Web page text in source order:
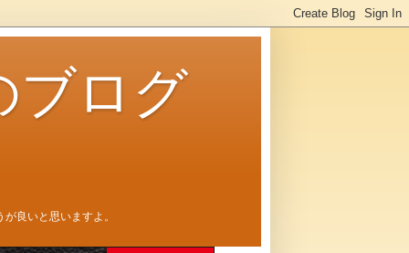
ブログ
良いと思いますよ。